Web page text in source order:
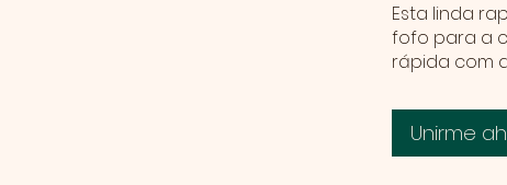
Esta linda
fofo para a
Unirme